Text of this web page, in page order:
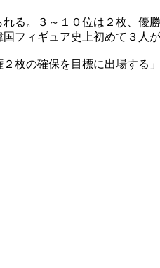
る。３～１０位は２枚、
フィギュア史上初めて３人
枚の確保を目標に出場す